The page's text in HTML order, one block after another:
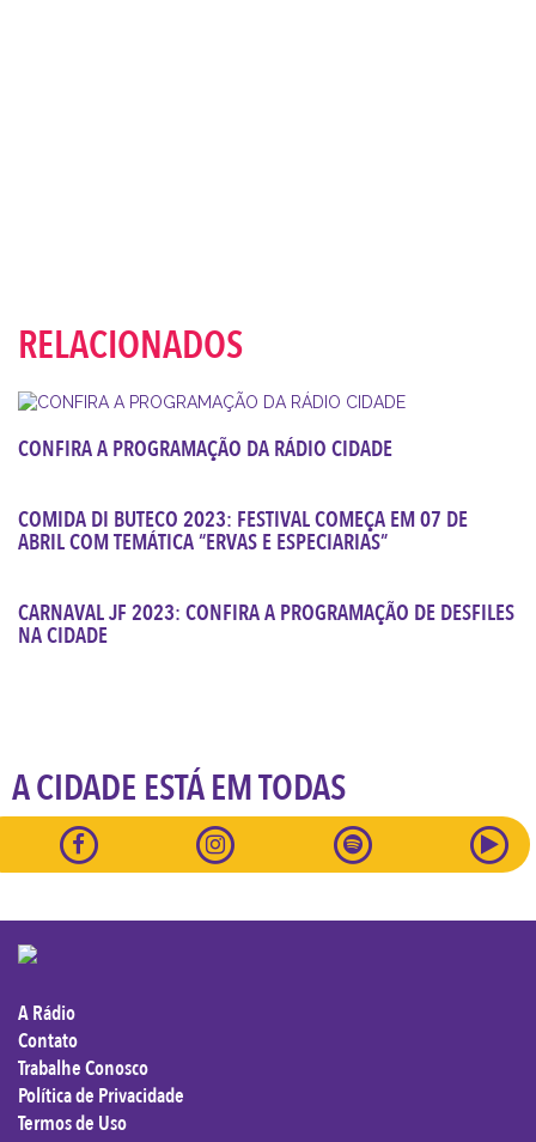
RELACIONADOS
CONFIRA A PROGRAMAÇÃO DA RÁDIO CIDADE
COMIDA DI BUTECO 2023: FESTIVAL COMEÇA EM 07 DE
ABRIL COM TEMÁTICA “ERVAS E ESPECIARIAS”
CARNAVAL JF 2023: CONFIRA A PROGRAMAÇÃO DE DESFILES
NA CIDADE
A CIDADE ESTÁ EM TODAS
A Rádio
Contato
Trabalhe Conosco
Política de Privacidade
Termos de Uso